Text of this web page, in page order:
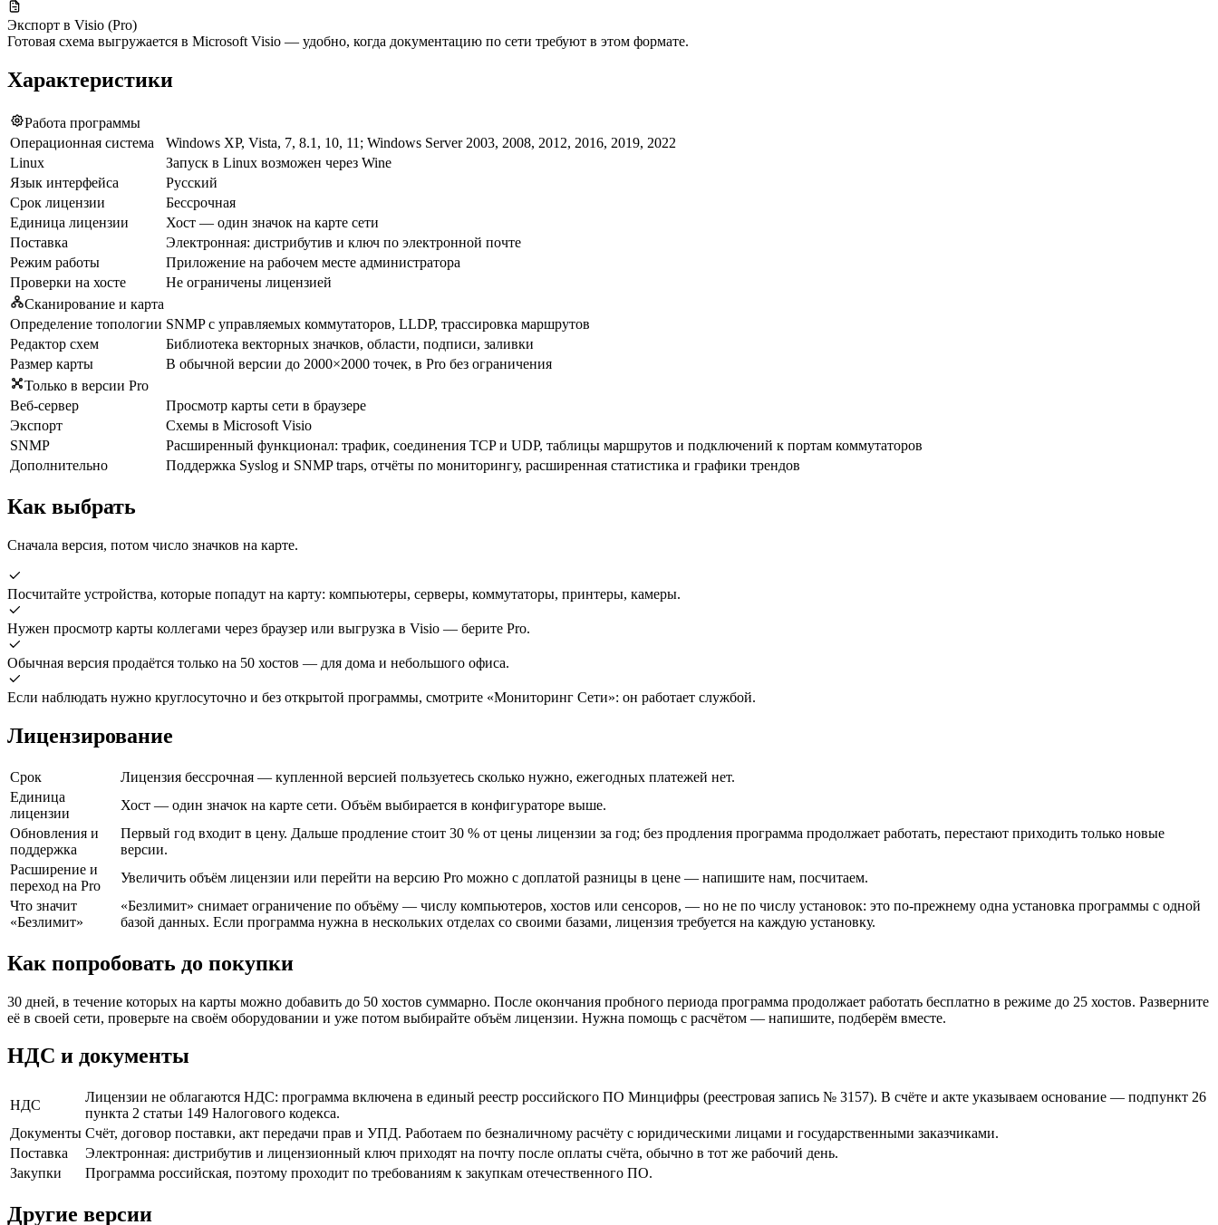
Экспорт в Visio (Pro)
Готовая схема выгружается в Microsoft Visio — удобно, когда документацию по сети требуют в этом формате.
Характеристики
Работа программы
Операционная система
Windows XP, Vista, 7, 8.1, 10, 11; Windows Server 2003, 2008, 2012, 2016, 2019, 2022
Linux
Запуск в Linux возможен через Wine
Язык интерфейса
Русский
Срок лицензии
Бессрочная
Единица лицензии
Хост — один значок на карте сети
Поставка
Электронная: дистрибутив и ключ по электронной почте
Режим работы
Приложение на рабочем месте администратора
Проверки на хосте
Не ограничены лицензией
Сканирование и карта
Определение топологии SNMP с управляемых коммутаторов, LLDP, трассировка маршрутов
Редактор схем
Библиотека векторных значков, области, подписи, заливки
Размер карты
В обычной версии до 2000×2000 точек, в Pro без ограничения
Только в версии Pro
Веб-сервер
Просмотр карты сети в браузере
Экспорт
Схемы в Microsoft Visio
SNMP
Расширенный функционал: трафик, соединения TCP и UDP, таблицы маршрутов и подключений к портам коммутаторов
Дополнительно
Поддержка Syslog и SNMP traps, отчёты по мониторингу, расширенная статистика и графики трендов
Как выбрать
Сначала версия, потом число значков на карте.
Посчитайте устройства, которые попадут на карту: компьютеры, серверы, коммутаторы, принтеры, камеры.
Нужен просмотр карты коллегами через браузер или выгрузка в Visio — берите Pro.
Обычная версия продаётся только на 50 хостов — для дома и небольшого офиса.
Если наблюдать нужно круглосуточно и без открытой программы, смотрите «Мониторинг Сети»: он работает службой.
Лицензирование
Срок
Лицензия бессрочная — купленной версией пользуетесь сколько нужно, ежегодных платежей нет.
Единица
лицензии
Хост — один значок на карте сети. Объём выбирается в конфигураторе выше.
Обновления и
поддержка
Первый год входит в цену. Дальше продление стоит 30 % от цены лицензии за год; без продления программа продолжает работать, перестают приходить только новые
версии.
Расширение и
переход на Pro
Увеличить объём лицензии или перейти на версию Pro можно с доплатой разницы в цене — напишите нам, посчитаем.
Что значит
«Безлимит»
«Безлимит» снимает ограничение по объёму — числу компьютеров, хостов или сенсоров, — но не по числу установок: это по-прежнему одна установка программы с одной
базой данных. Если программа нужна в нескольких отделах со своими базами, лицензия требуется на каждую установку.
Как попробовать до покупки
30 дней, в течение которых на карты можно добавить до 50 хостов суммарно. После окончания пробного периода программа продолжает работать бесплатно в режиме до 25 хостов. Разверните
её в своей сети, проверьте на своём оборудовании и уже потом выбирайте объём лицензии. Нужна помощь с расчётом — напишите, подберём вместе.
НДС и документы
НДС
Лицензии не облагаются НДС: программа включена в единый реестр российского ПО Минцифры (реестровая запись № 3157). В счёте и акте указываем основание — подпункт 26
пункта 2 статьи 149 Налогового кодекса.
Документы Счёт, договор поставки, акт передачи прав и УПД. Работаем по безналичному расчёту с юридическими лицами и государственными заказчиками.
Поставка
Электронная: дистрибутив и лицензионный ключ приходят на почту после оплаты счёта, обычно в тот же рабочий день.
Закупки
Программа российская, поэтому проходит по требованиям к закупкам отечественного ПО.
Другие версии